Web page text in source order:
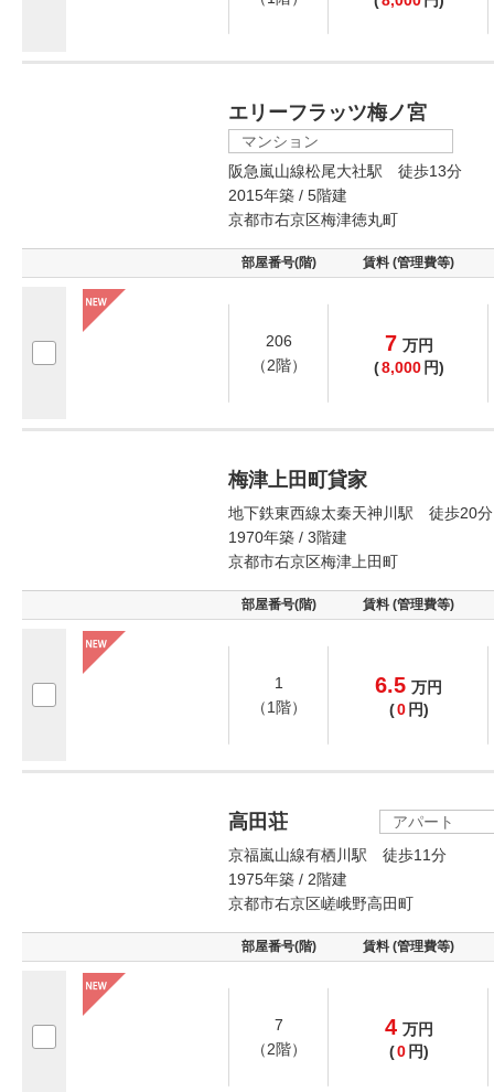
エリーフラッツ梅ノ宮
マンション
阪急嵐山線松尾大社駅 徒歩13分
2015年築 / 5階建
京都市右京区梅津徳丸町
部屋番号(階) 賃料 (管理費等)
206
（2階）
7 万円
(8,000 円)
梅津上田町貸家
地下鉄東西線太秦天神川駅 徒歩20分
1970年築 / 3階建
京都市右京区梅津上田町
部屋番号(階) 賃料 (管理費等)
1
（1階）
6.5 万円
(0 円)
高田荘
アパート
京福嵐山線有栖川駅 徒歩11分
1975年築 / 2階建
京都市右京区嵯峨野高田町
部屋番号(階) 賃料 (管理費等)
7
（2階）
4 万円
(0 円)